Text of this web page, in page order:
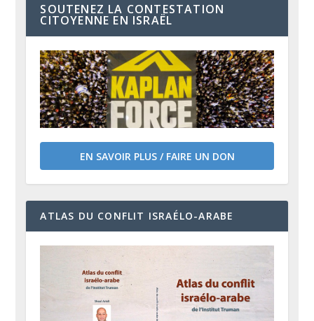
SOUTENEZ LA CONTESTATION
CITOYENNE EN ISRAËL
EN SAVOIR PLUS / FAIRE UN DON
ATLAS DU CONFLIT ISRAÉLO-ARABE